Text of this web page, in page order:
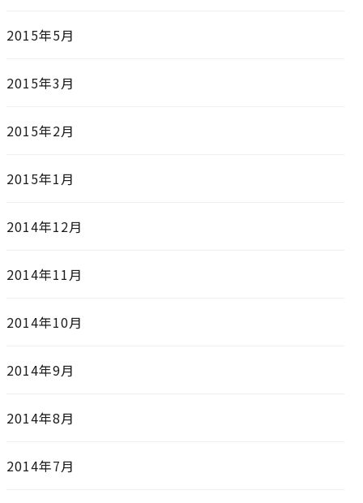
2015年5月
2015年3月
2015年2月
2015年1月
2014年12月
2014年11月
2014年10月
2014年9月
2014年8月
2014年7月